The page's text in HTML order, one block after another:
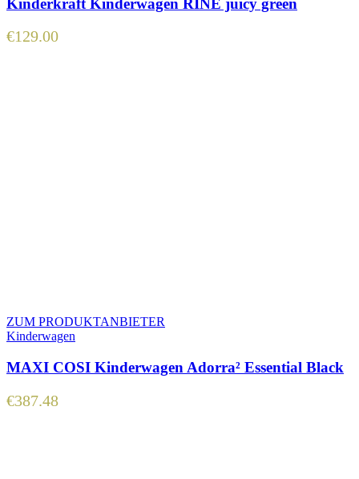
€129.00
ZUM PRODUKTANBIETER
Kinderwagen
MAXI COSI Kinderwagen Adorra² Essential Black
€387.48